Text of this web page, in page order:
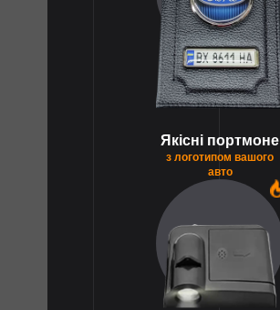
Якісні портмоне
з логотипом вашого
авто